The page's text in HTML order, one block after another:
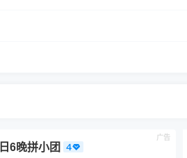
6晚拼小团
广告